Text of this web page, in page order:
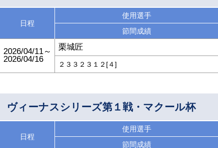
日程
使用選手
節間成績
2026/04/11～
2026/04/16
栗城匠
２３３２３１２[４]
ヴィーナスシリーズ第１戦・マクール杯
日程
使用選手
節間成績